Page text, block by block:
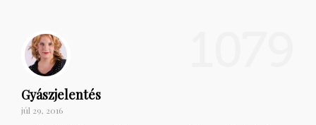
Gyászjelentés
júl 29, 2016